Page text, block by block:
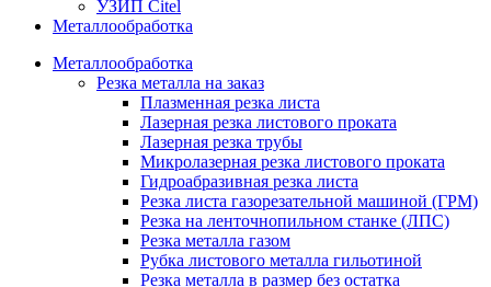
УЗИП Citel
Металлообработка
Металлообработка
Резка металла на заказ
Плазменная резка листа
Лазерная резка листового проката
Лазерная резка трубы
Микролазерная резка листового проката
Гидроабразивная резка листа
Резка листа газорезательной машиной (ГРМ)
Резка на ленточнопильном станке (ЛПС)
Резка металла газом
Рубка листового металла гильотиной
Резка металла в размер без остатка